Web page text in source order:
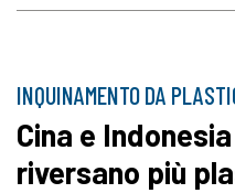
INQUINAMENTO DA
Cina e
riversano più